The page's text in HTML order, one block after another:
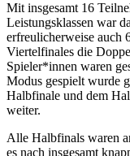
Mit insgesamt 16
Leistungsklassen war
erfreulicherweise auch
Viertelfinales die
Spieler*innen waren
Modus gespielt wurde
Halbfinale und dem
weiter.
Alle Halbfinals waren
es nach insgesamt